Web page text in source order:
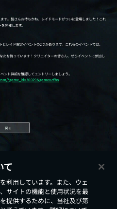
戻る
て
利用しています。また、ウェ
サイトの機能と使用状況を最
提供するために、当社及び第